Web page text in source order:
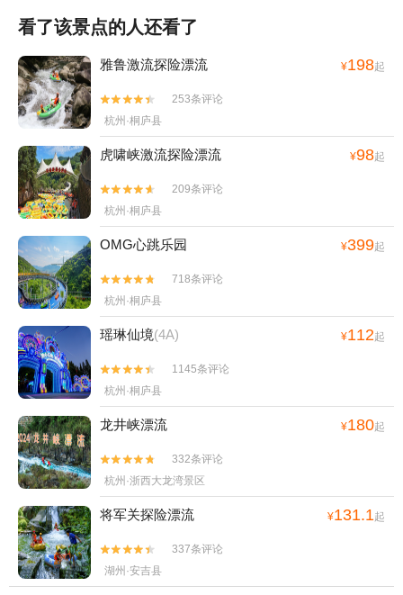
看了该景点的人还看了
雅鲁激流探险漂流 ¥198起


253条评论
杭州·桐庐县
虎啸峡激流探险漂流 ¥98起


209条评论
杭州·桐庐县
OMG心跳乐园 ¥399起


718条评论
杭州·桐庐县
瑶琳仙境(4A) ¥112起


1145条评论
杭州·桐庐县
龙井峡漂流 ¥180起


332条评论
杭州·浙西大龙湾景区
将军关探险漂流 ¥131.1起


337条评论
湖州·安吉县